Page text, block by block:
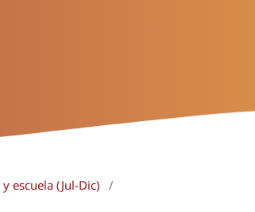
escuela (Jul-Dic)
/